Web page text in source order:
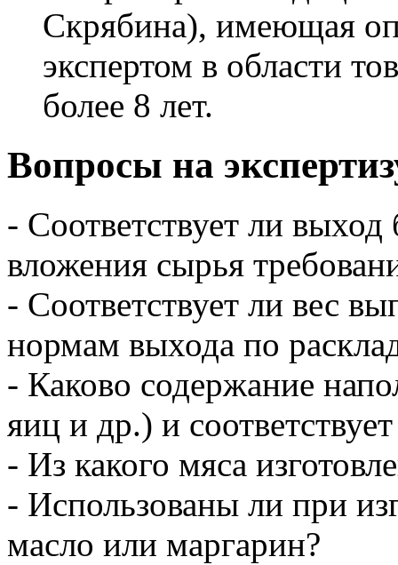
Скрябина), имеющая
экспертом в области
более 8 лет.
Вопросы на
- Соответствует ли
вложения сырья
- Соответствует ли вес
нормам выхода по
- Каково содержание
яиц и др.) и
- Из какого мяса
- Использованы ли при
масло или маргарин?